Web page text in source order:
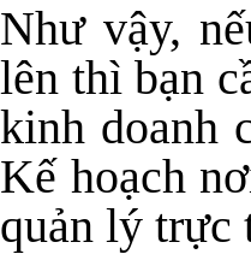
Như vậy,
lên thì bạn
kinh doanh
Kế hoạch
quản lý trực